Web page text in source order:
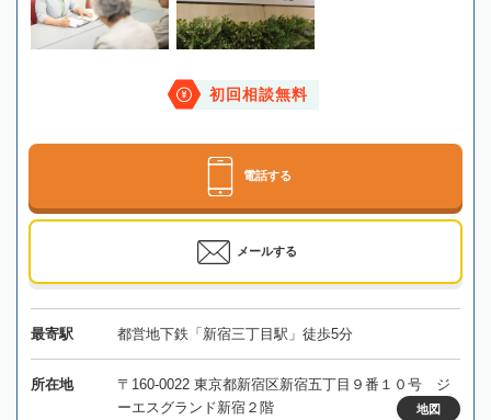
初回相談無料
電話する
メールする
最寄駅 都営地下鉄「新宿三丁目駅」徒歩5分
所在地
〒160-0022 東京都新宿区新宿五丁目９番１０号 ジ
ーエスグランド新宿２階
地図